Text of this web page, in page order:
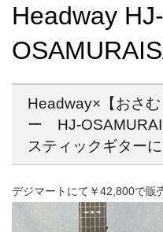
Headway HJ-
Headway×【おさ
ー HJ-
スティックギター
デジマートにて￥42,800で販